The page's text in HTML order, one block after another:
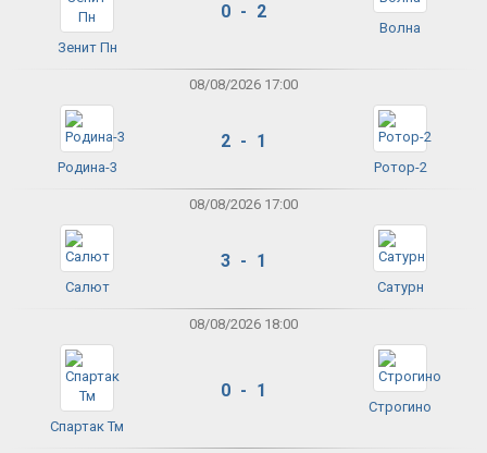
Зенит Пн
0 - 2
Волна
08/08/2026 17:00
Родина-3
2 - 1
Ротор-2
08/08/2026 17:00
Салют
3 - 1
Сатурн
08/08/2026 18:00
Спартак Тм
0 - 1
Строгино